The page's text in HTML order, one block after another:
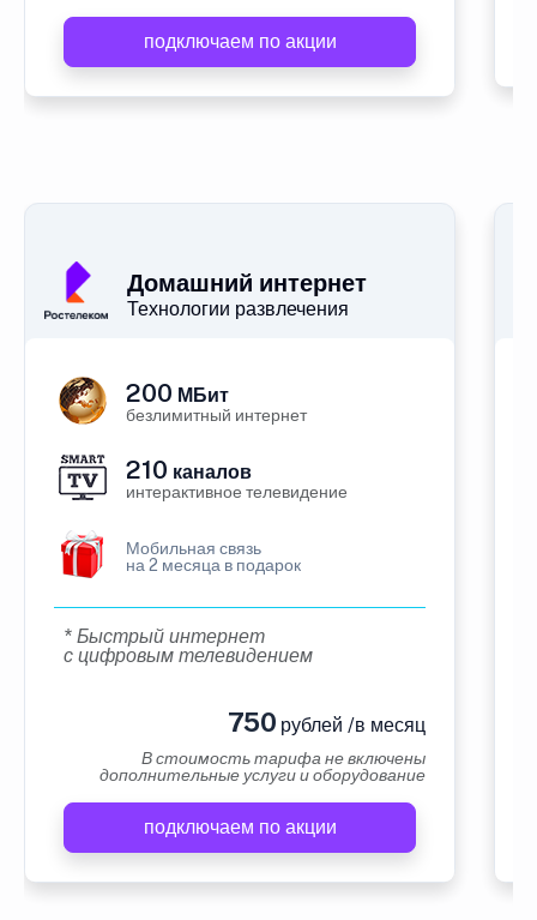
подключаем по акции
Домашний интернет
Технологии развлечения
200 МБит
безлимитный интернет
210 каналов
интерактивное телевидение
Мобильная связь
на 2 месяца в подарок
* Быстрый интернет
с цифровым телевидением
750 рублей /в месяц
В стоимость тарифа не включены
дополнительные услуги и оборудование
подключаем по акции